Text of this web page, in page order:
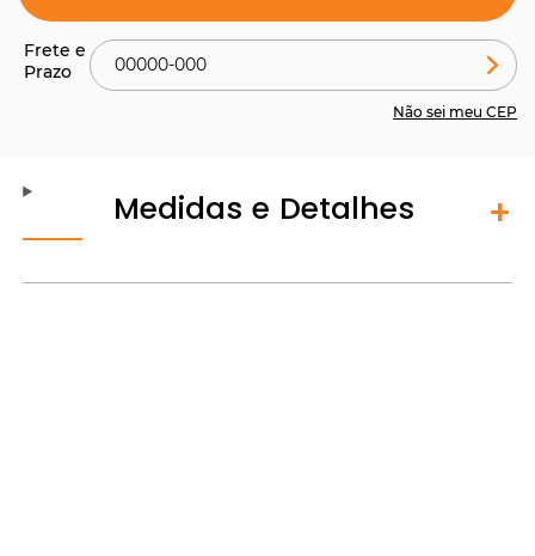
Não sei meu CEP
Medidas e Detalhes